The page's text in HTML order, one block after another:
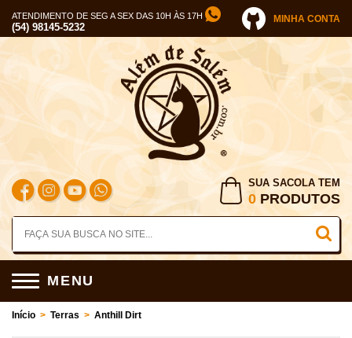
ATENDIMENTO DE SEG A SEX DAS 10H ÀS 17H
(54) 98145-5232
MINHA CONTA
SUA SACOLA TEM
0 PRODUTOS
MENU
Início > Terras > Anthill Dirt